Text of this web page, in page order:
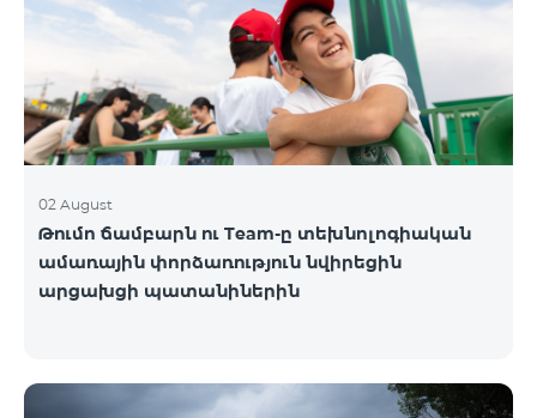
02 August
Թումո ճամբարն ու Team-ը տեխնոլոգիական
ամառային փորձառություն նվիրեցին
արցախցի պատանիներին